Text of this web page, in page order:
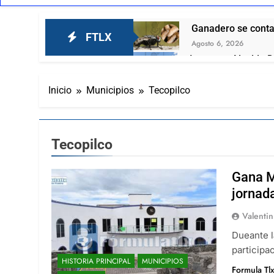
FTLX
Ganadero se
Agosto 6, 2026
Inaugura Alcalde
Agosto 6, 2026
“Mira este se ve
Agosto 6, 2026
Lorena Cuéllar
Agosto 6, 2026
Nuevamente
Agosto 6, 2026
Inicio Municipios Tecopilco
Tecopilco
HISTORIA PRINCIPAL
MUNICIPIOS
Gana
Dueante
Formula Tlx